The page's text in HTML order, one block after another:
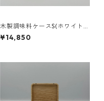
木製調味料ケースS(ホワイトア
ッシュ)
¥14,850